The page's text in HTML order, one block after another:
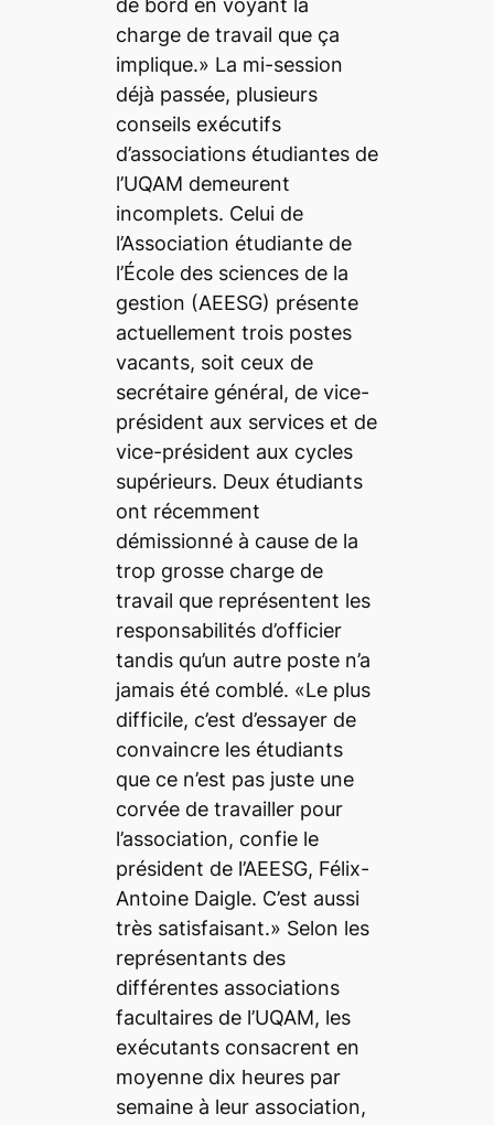
de bord en voyant la
charge de travail que ça
implique.» La mi-session
déjà passée, plusieurs
conseils exécutifs
d’associations étudiantes de
l’UQAM demeurent
incomplets. Celui de
l’Association étudiante de
l’École des sciences de la
gestion (AEESG) présente
actuellement trois postes
vacants, soit ceux de
secrétaire général, de vice-
président aux services et de
vice-président aux cycles
supérieurs. Deux étudiants
ont récemment
démissionné à cause de la
trop grosse charge de
travail que représentent les
responsabilités d’officier
tandis qu’un autre poste n’a
jamais été comblé. «Le plus
difficile, c’est d’essayer de
convaincre les étudiants
que ce n’est pas juste une
corvée de travailler pour
l’association, confie le
président de l’AEESG, Félix-
Antoine Daigle. C’est aussi
très satisfaisant.» Selon les
représentants des
différentes associations
facultaires de l’UQAM, les
exécutants consacrent en
moyenne dix heures par
semaine à leur association,